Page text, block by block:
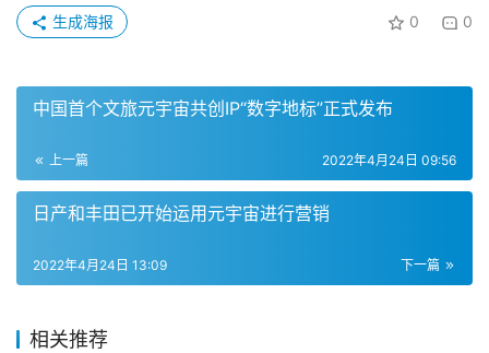
0 0
生成海报
中国首个文旅元宇宙共创IP“数字地标”正式发布
上一篇 2022年4月24日 09:56
日产和丰田已开始运用元宇宙进行营销
下一篇
2022年4月24日 13:09
相关推荐